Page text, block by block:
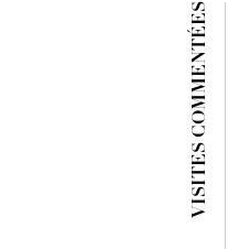
VISITES COMMENTÉES